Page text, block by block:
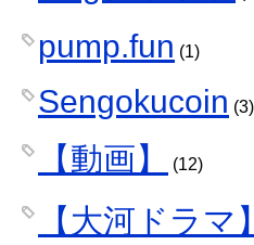
pump.fun (1)
Sengokucoin (3)
【動画】 (12)
【大河ドラマ】